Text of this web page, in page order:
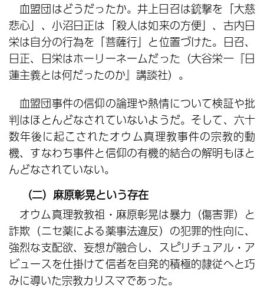
血盟団はどうだったか。井上日召は銃撃を「大慈
悲心」、小沼日正は「殺人は如来の方便」、古内日
栄は自分の行為を「菩薩行」と位置づけた。日召、
日正、日栄はホーリーネームだった（大谷栄一『日
蓮主義とは何だったのか』講談社）。
血盟団事件の信仰の論理や熱情について検証や批
判はほとんどなされていないようだ。そして、六十
数年後に起こされたオウム真理教事件の宗教的動
機、すなわち事件と信仰の有機的結合の解明もほと
んどなされていない。
（二）麻原彰晃という存在
オウム真理教教祖・麻原彰晃は暴力（傷害罪）と
詐欺（ニセ薬による薬事法違反）の犯罪的性向に、
強烈な支配欲、妄想が融合し、スピリチュアル・ア
ビュースを仕掛けて信者を自発的積極的隷従へと巧
みに導いた宗教カリスマであった。